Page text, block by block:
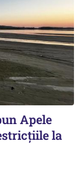
Apele
la